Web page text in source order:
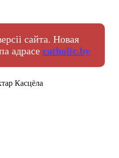
сайта. Новая
адрасе catholic.by
Касцёла